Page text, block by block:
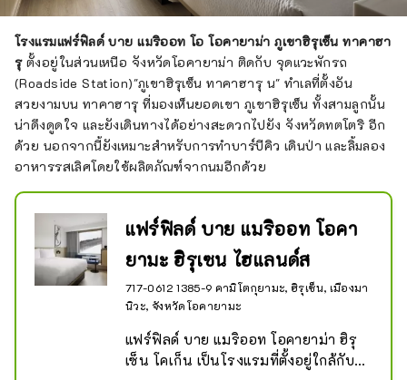
โรงแรมแฟร์ฟิลด์ บาย แมริออท โอ โอคายาม่า ภูเขาฮิรุเซ็น ทาคาฮา
รุตั้งอยู่ในส่วนเหนือ จังหวัดโอคายาม่า ติดกับ จุดแวะพักรถ
(Roadside Station)"ภูเขาฮิรุเซ็น ทาคาฮารุ น" ทำเลที่ตั้งอัน
สวยงามบน ทาคาฮารุ ที่มองเห็นยอดเขา ภูเขาฮิรุเซ็น ทั้งสามลูกนั้น
น่าดึงดูดใจ และยังเดินทางได้อย่างสะดวกไปยัง จังหวัดทตโตริ อีก
ด้วย นอกจากนี้ยังเหมาะสำหรับการทำบาร์บีคิว เดินป่า และลิ้มลอง
อาหารรสเลิศโดยใช้ผลิตภัณฑ์จากนมอีกด้วย
แฟร์ฟิลด์ บาย แมริออท โอคา
ยามะ ฮิรุเซน ไฮแลนด์ส
717-0612 1385-9 คามิโตกุยามะ, ฮิรุเซ็น, เมืองมา
นิวะ, จังหวัดโอคายามะ
แฟร์ฟิลด์ บาย แมริออท โอคายาม่า ฮิรุ
เซ็น โคเก็น เป็นโรงแรมที่ตั้งอยู่ใกล้กับ